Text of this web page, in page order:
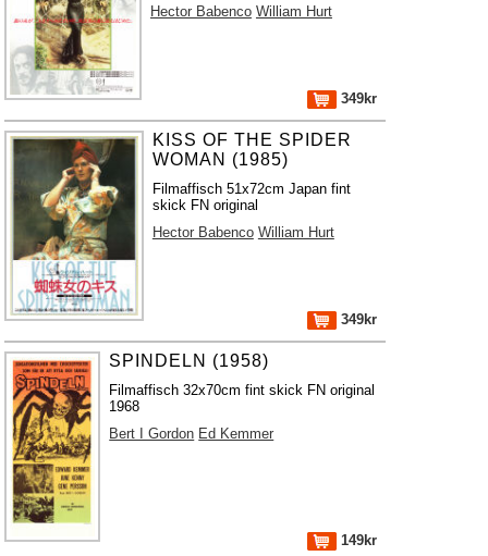
Hector Babenco William Hurt
349kr
KISS OF THE SPIDER
WOMAN (1985)
Filmaffisch 51x72cm Japan fint
skick FN original
Hector Babenco William Hurt
349kr
SPINDELN (1958)
Filmaffisch 32x70cm fint skick FN original
1968
Bert I Gordon Ed Kemmer
149kr